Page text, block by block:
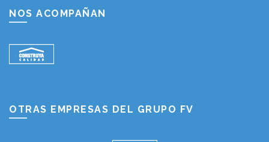
NOS ACOMPAÑAN
OTRAS EMPRESAS DEL GRUPO FV